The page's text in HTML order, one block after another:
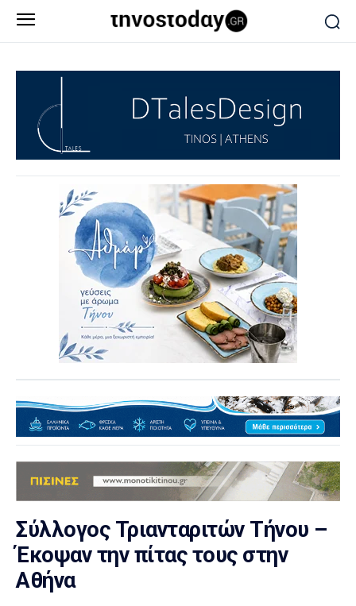
Σύλλογος Τριανταριτών Τήνου –
Έκοψαν την πίτας τους στην
Αθήνα